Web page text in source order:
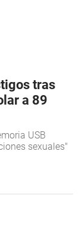
tras
a 89
USB
sexuales"